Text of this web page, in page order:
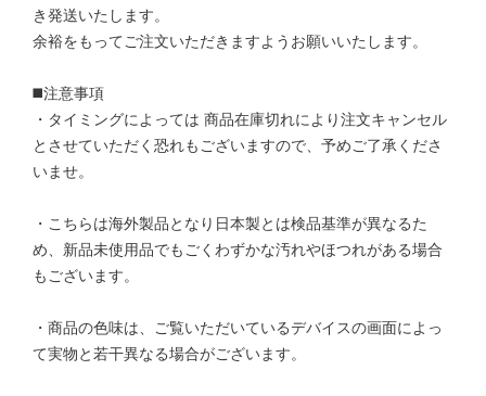
き発送いたします。
余裕をもってご注文いただきますようお願いいたします。
◼️注意事項
・タイミングによっては 商品在庫切れにより注文キャンセル
とさせていただく恐れもございますので、予めご了承くださ
いませ。
・こちらは海外製品となり日本製とは検品基準が異なるた
め、新品未使用品でもごくわずかな汚れやほつれがある場合
もございます。
・商品の色味は、ご覧いただいているデバイスの画面によっ
て実物と若干異なる場合がございます。